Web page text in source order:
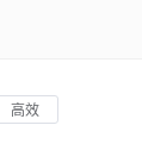
高效